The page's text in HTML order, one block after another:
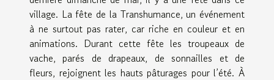
village. La fête de la Transhumance, un événement
à ne surtout pas rater, car riche en couleur et en
animations. Durant cette fête les troupeaux de
vache, parés de drapeaux, de sonnailles et de
fleurs, rejoignent les hauts pâturages pour l’été. À